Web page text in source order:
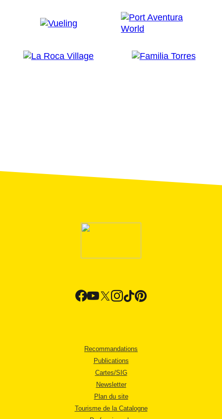
Recommandations
Publications
Cartes/SIG
Newsletter
Plan du site
Tourisme de la Catalogne